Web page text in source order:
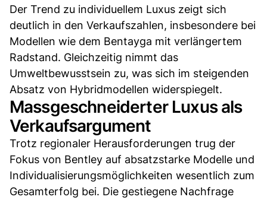
Der Trend zu individuellem Luxus zeigt sich
deutlich in den Verkaufszahlen, insbesondere bei
Modellen wie dem Bentayga mit verlängertem
Radstand. Gleichzeitig nimmt das
Umweltbewusstsein zu, was sich im steigenden
Absatz von Hybridmodellen widerspiegelt.
Massgeschneiderter Luxus als
Verkaufsargument
Trotz regionaler Herausforderungen trug der
Fokus von Bentley auf absatzstarke Modelle und
Individualisierungsmöglichkeiten wesentlich zum
Gesamterfolg bei. Die gestiegene Nachfrage